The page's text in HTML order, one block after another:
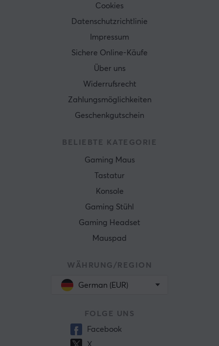
Cookies
Datenschutzrichtlinie
Impressum
Sichere Online-Käufe
Über uns
Widerrufsrecht
Zahlungsmöglichkeiten
Geschenkgutschein
BELIEBTE KATEGORIE
Gaming Maus
Tastatur
Konsole
Gaming Stühl
Gaming Headset
Mauspad
WÄHRUNG/REGION
German (EUR)
FOLGE UNS
Facebook